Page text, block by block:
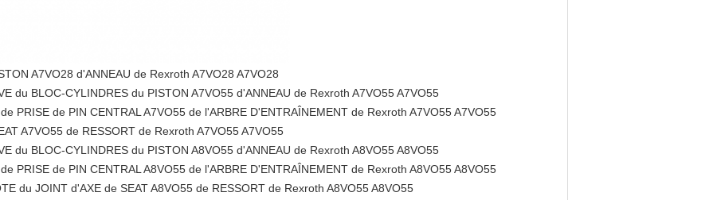
A7VO28 d'ANNEAU de Rexroth A7VO28 A7VO28
du BLOC-CYLINDRES du PISTON A7VO55 d'ANNEAU de Rexroth A7VO55 A7VO55
PRISE de PIN CENTRAL A7VO55 de l'ARBRE D'ENTRAÎNEMENT de Rexroth A7VO55 A7VO55
A7VO55 de RESSORT de Rexroth A7VO55 A7VO55
du BLOC-CYLINDRES du PISTON A8VO55 d'ANNEAU de Rexroth A8VO55 A8VO55
PRISE de PIN CENTRAL A8VO55 de l'ARBRE D'ENTRAÎNEMENT de Rexroth A8VO55 A8VO55
du JOINT d'AXE de SEAT A8VO55 de RESSORT de Rexroth A8VO55 A8VO55